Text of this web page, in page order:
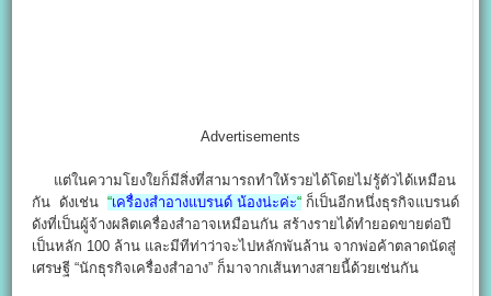
Advertisements
แต่ในความโยงใยก็มีสิ่งที่สามารถทำให้รวยได้โดยไม่รู้ตัวได้เหมือน
กัน ดังเช่น“เครื่องสำอางแบรนด์ น้องน่ะค่ะ“ ก็เป็นอีกหนึ่งธุรกิจแบรนด์
ดังที่เป็นผู้จ้างผลิตเครื่องสำอาจเหมือนกัน สร้างรายได้ทำยอดขายต่อปี
เป็นหลัก 100 ล้าน และมีทีท่าว่าจะไปหลักพันล้าน จากพ่อค้าตลาดนัดสู่
เศรษฐี “นักธุรกิจเครื่องสำอาง” ก็มาจากเส้นทางสายนี้ด้วยเช่นกัน